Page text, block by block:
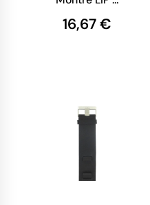
Caoutchouc
noir - 14 mm
16,67 €